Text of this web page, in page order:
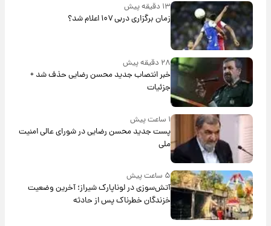
۱۳ دقیقه پیش
زمان برگزاری دربی ۱۰۷ اعلام شد؟
۲۸ دقیقه پیش
خبر انتصاب جدید محسن رضایی حذف شد +
جزئیات
پست جدید محسن رضایی در شورای عالی امنیت
ملی
۵ ساعت پیش
آتش‌سوزی در لوناپارک شیراز؛ آخرین وضعیت
خزندگان خطرناک پس از حادثه